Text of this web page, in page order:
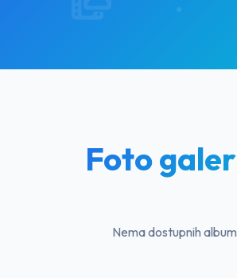
Foto
Nema dostupnih